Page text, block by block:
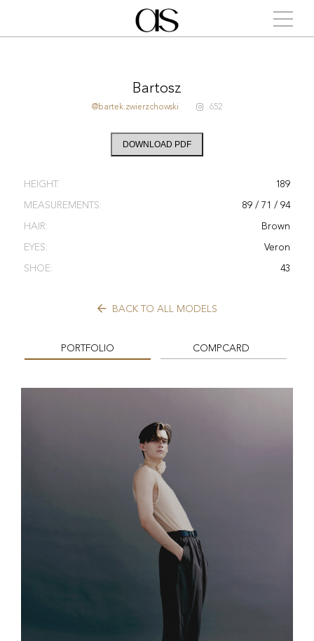
Bartosz
@bartek.zwierzchowski 652
DOWNLOAD PDF
HEIGHT: 189
MEASUREMENTS: 89 / 71 / 94
HAIR: Brown
EYES: Veron
SHOE: 43
BACK TO ALL MODELS
PORTFOLIO COMPCARD